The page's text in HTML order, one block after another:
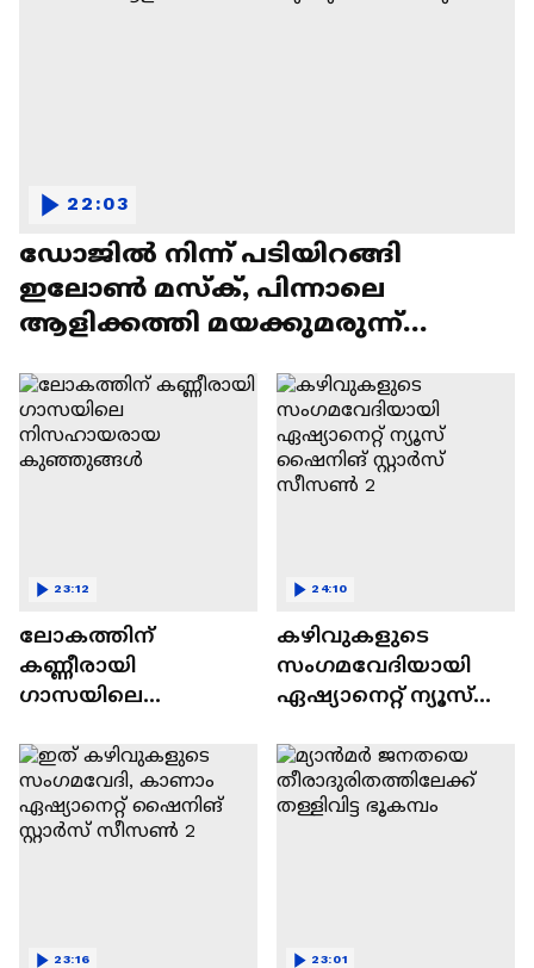
ഡോജിൽ നിന്ന് പടിയിറങ്ങി
ഇലോൺ മസ്ക്, പിന്നാലെ
ആളിക്കത്തി മയക്കുമരുന്ന്
22:03
ലോകത്തിന്
കണ്ണീരായി
ഗാസയിലെ
കുഞ്ഞുങ്ങൾ
23:12
കഴിവുകളുടെ
സംഗമവേദിയായി
ഏഷ്യാനെറ്റ് ന്യൂസ്
സീസൺ 2
24:10
23:16 23:01